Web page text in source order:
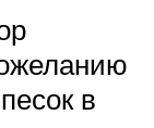
в